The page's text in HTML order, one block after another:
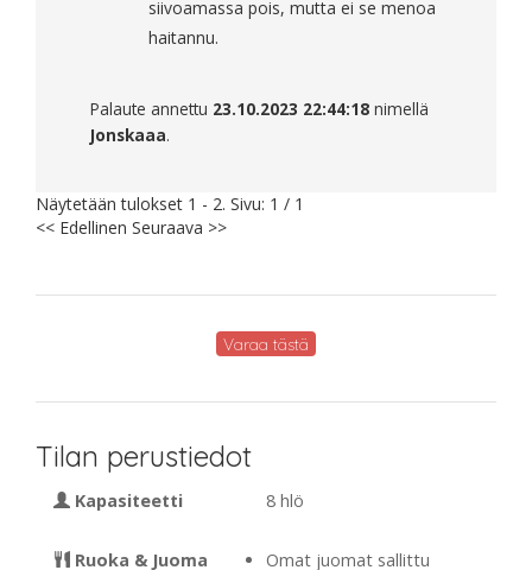
siivoamassa pois, mutta ei se menoa
haitannu.
Palaute annettu 23.10.2023 22:44:18 nimellä
Jonskaaa.
Näytetään tulokset 1 - 2. Sivu: 1 / 1
<< Edellinen Seuraava >>
Varaa tästä
Tilan perustiedot
Kapasiteetti 8 hlö
Ruoka & Juoma
Omat juomat sallittu